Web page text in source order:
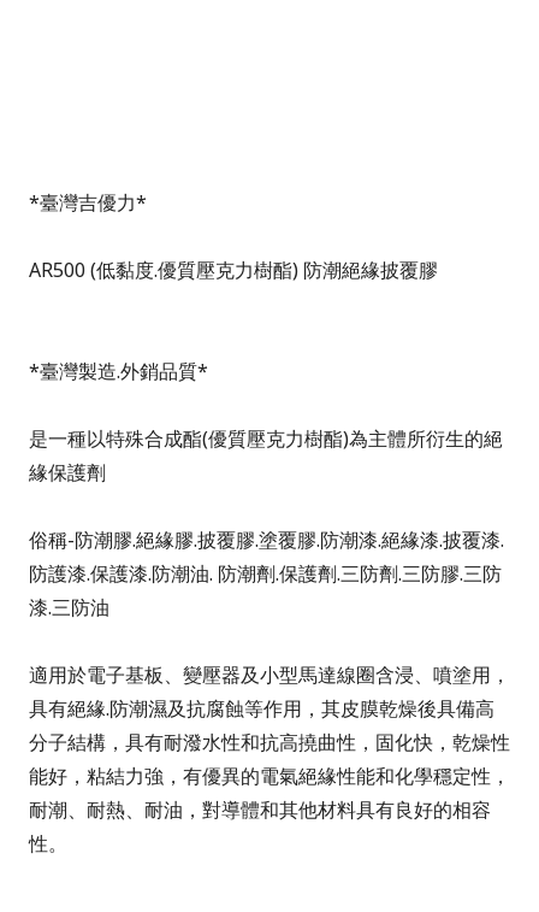
*臺灣吉優力*
AR500 (低黏度.優質壓克力樹酯) 防潮絕緣披覆膠
*臺灣製造.外銷品質*
是一種以特殊合成酯(優質壓克力樹酯)為主體所衍生的絕
緣保護劑
俗稱-防潮膠.絕緣膠.披覆膠.塗覆膠.防潮漆.絕緣漆.披覆漆.
防護漆.保護漆.防潮油. 防潮劑.保護劑.三防劑.三防膠.三防
漆.三防油
適用於電子基板、變壓器及小型馬達線圈含浸、噴塗用，
具有絕緣.防潮濕及抗腐蝕等作用 ，其皮膜乾燥後具備高
分子結構，具有耐潑水性和抗高撓曲性，固化快，乾燥性
能好，粘結力強，有優異的電氣絕緣性能和化學穩定性，
耐潮、耐熱、耐油 ，對導體和其他材料具有良好的相容
性。